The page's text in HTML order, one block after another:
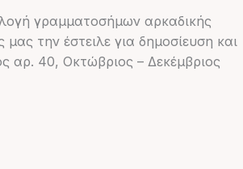
γραμματοσήμων αρκαδικής
την έστειλε για δημοσίευση και
αρ. 40, Οκτώβριος – Δεκέμβριος